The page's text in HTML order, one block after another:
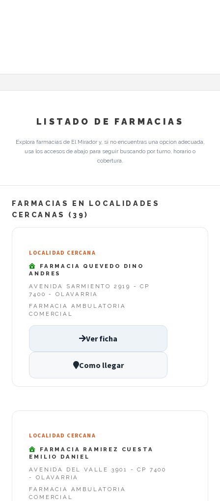
LISTADO DE FARMACIAS
Explora farmacias de El Mirador y, si no encuentras una opcion adecuada,
usa los accesos de abajo para seguir buscando por turno, horario o
cobertura.
FARMACIAS EN LOCALIDADES
CERCANAS (39)
LOCALIDAD CERCANA
FARMACIA QUEVEDO DINO
ANDRES
AVENIDA SARMIENTO 2919 - CP
7400 - OLAVARRIA
FARMACIA AMBULATORIA
COMERCIAL
Ver ficha
Como llegar
LOCALIDAD CERCANA
FARMACIA RAMIREZ CUESTA
EMILIO DANIEL
AVENIDA DEL VALLE 3901 - CP 7400
- OLAVARRIA
FARMACIA AMBULATORIA
COMERCIAL